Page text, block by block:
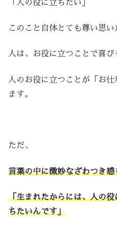
「人の役に立ちたい」
このこと自体とても尊い思い
人は、お役に立つことで喜び
人のお役に立つことが「お
ます。
ただ、
言葉の中に微妙なざわつき感
「生まれたからには、人の
ちたいんです」